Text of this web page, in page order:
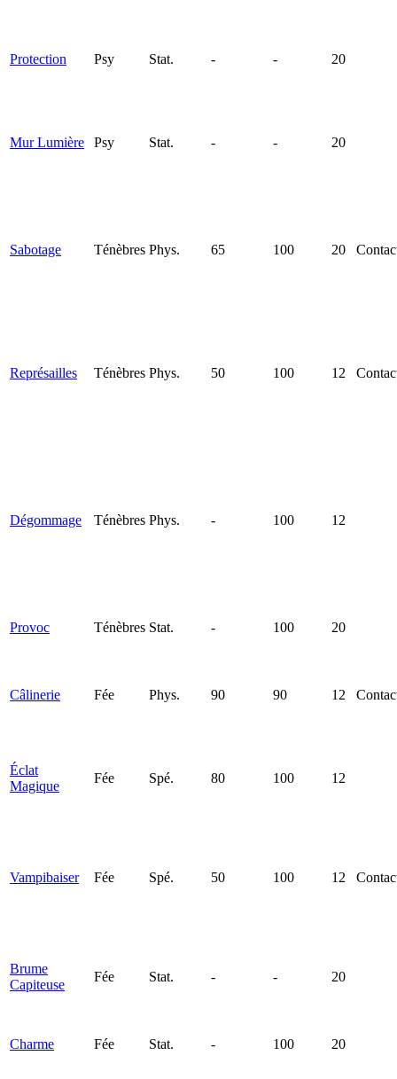
Protection Psy Stat. - - 20
Mur Lumière Psy Stat. - - 20
Sabotage Ténèbres Phys. 65 100 20
Représailles Ténèbres Phys. 50 100 12
Dégommage Ténèbres Phys. - 100 12
Provoc Ténèbres Stat. - 100 20
Câlinerie Fée Phys. 90 90 12
Éclat
Magique
Fée Spé. 80 100 12
Vampibaiser Fée Spé. 50 100 12
Brume
Capiteuse
Fée Stat. - - 20
Charme Fée Stat. - 100 20